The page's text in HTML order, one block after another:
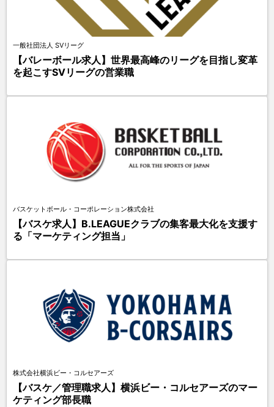
一般社団法人 SVリーグ
【バレーボール求人】世界最高峰のリーグを目指し変革
を起こすSVリーグの営業職
バスケットボール・コーポレーション株式会社
【バスケ求人】B.LEAGUEクラブの集客最大化を支援す
る「マーケティング担当」
株式会社横浜ビー・コルセアーズ
【バスケ／管理職求人】横浜ビー・コルセアーズのマー
ケティング部長職